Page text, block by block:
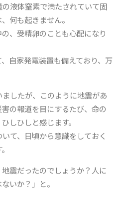
液体窒素で満たされていて固
何も起きません。
、受精卵のことも心配になり
自家発電装置も備えており、万
したが、このように地震があ
の報道を目にするたび、命の
しひしと感じます。
て、日頃から意識をしておく
震だったのでしょうか？人に
いか？」と。